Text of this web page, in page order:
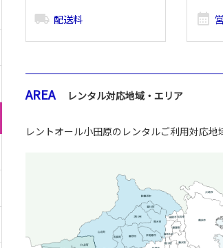
local_shipping 配送料 calendar_month
AREA レンタル対応地域・エリア
レントオール小田原のレンタルご利用対応地